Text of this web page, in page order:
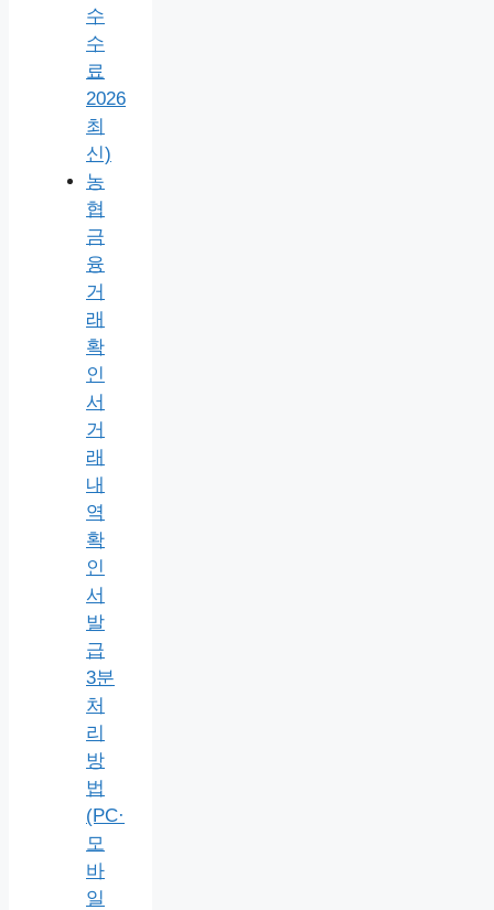
수
수
료
2026
최
신)
농
협
금
융
거
래
확
인
서
거
래
내
역
확
인
서
발
급
3분
처
리
방
법
(PC·
모
바
일